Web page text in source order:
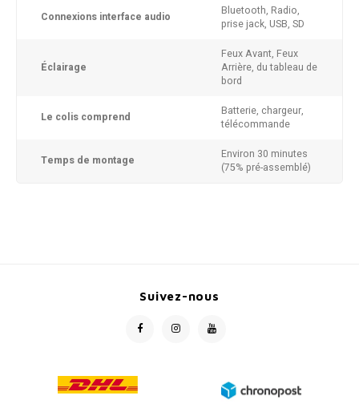
Connexions interface audio
Bluetooth, Radio,
prise jack, USB, SD
Éclairage
Feux Avant, Feux
Arrière, du tableau de
bord
Le colis comprend
Batterie, chargeur,
télécommande
Temps de montage
Environ 30 minutes
(75% pré-assemblé)
Suivez-nous